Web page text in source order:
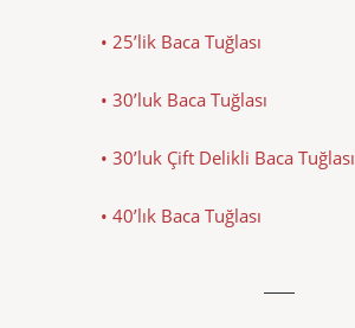
• 25’lik Baca Tuğlası
• 30’luk Baca Tuğlası
• 30’luk Çift Delikli Baca Tuğlası
• 40’lık Baca Tuğlası